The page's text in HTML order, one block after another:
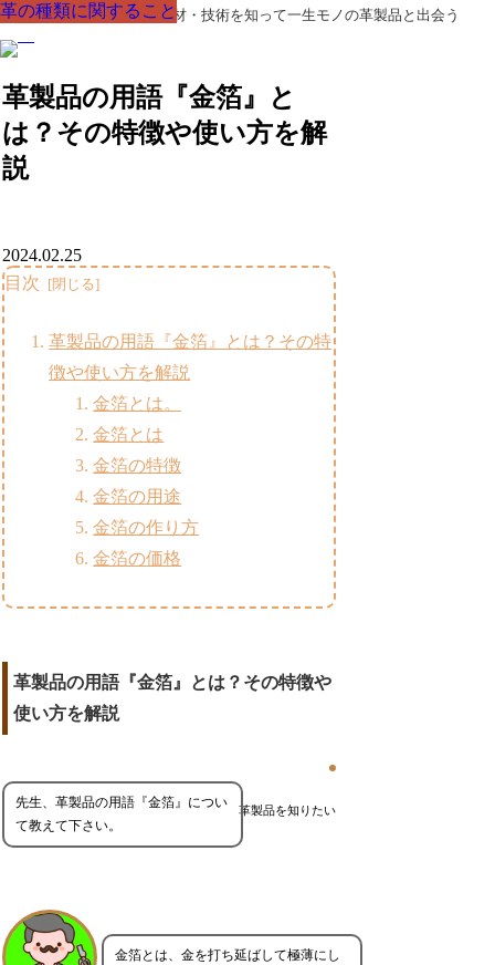
革製品の部品の呼び名・素材・技術を知って一生モノの革製品と出会う
革製品の用語『金箔』と
は？その特徴や使い方を解
説
革の種類に関すること
2024.02.25
目次
革製品の用語『金箔』とは？その特
徴や使い方を解説
金箔とは。
金箔とは
金箔の特徴
金箔の用途
金箔の作り方
金箔の価格
革製品の用語『金箔』とは？その特徴や
使い方を解説
革製品を知りたい
先生、革製品の用語『金箔』につい
て教えて下さい。
金箔とは、金を打ち延ばして極薄にし
革の種類に関すること
革の種類に関すること
革の種類に関すること
革の種類に関すること
革の種類に関すること
革の種類に関すること